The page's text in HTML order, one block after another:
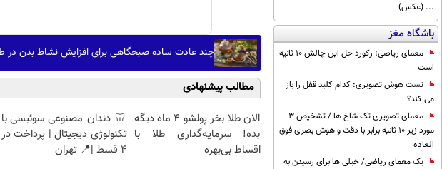
... (عکس)
باشگاه مغز
معمای ریاضی؛ رکورد حل این چالش 10 ثانیه
است
تست هوش تصویری: کدام کلید قفل را باز
می کند؟
معمای تصویری تک شاخ ها / تشخیص 3
مورد زیر 10 ثانیه برابر با دقت و هوش بصری فوق
العاده
یک معمای ریاضی/ خیلی ها برای رسیدن به
چند عادت ساده صبحگاهی برای افزایش نشاط بدن در
مطالب پیشنهادی
الان طلا بخر پولشو 4 ماه دیگه
بده! سرمایه‌گذاری طلا با
اقساط بی‌بهره
🦷 دندان مصنوعی سوئیسی با
تکنولوژی دیجیتال | پرداخت در
4 قسط |📍 تهران